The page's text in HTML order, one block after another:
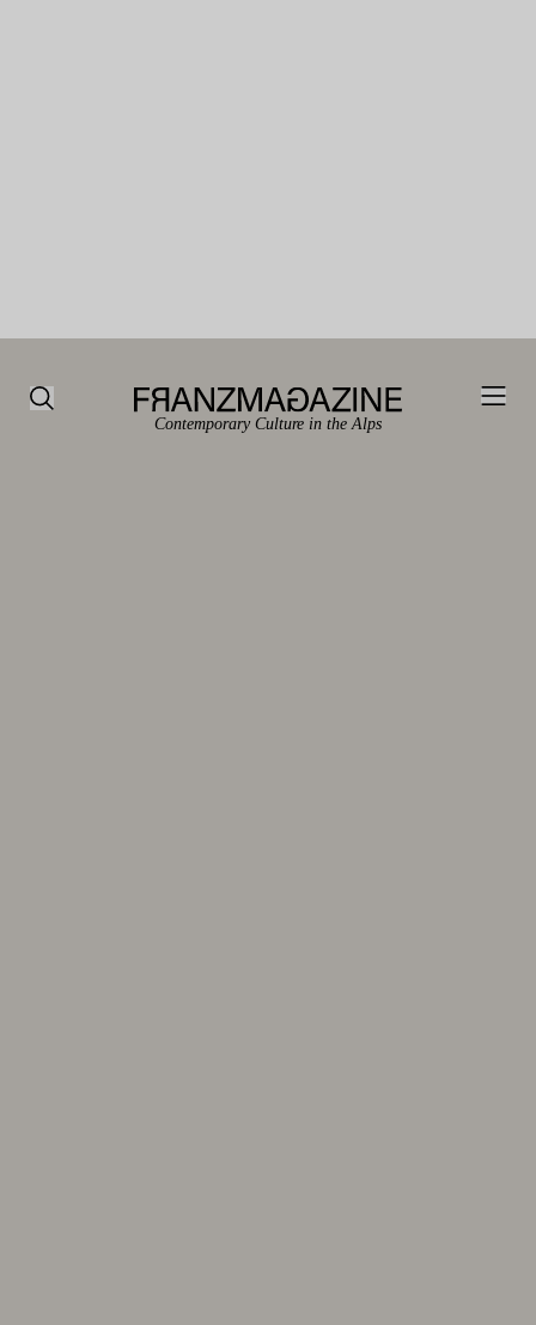
Contemporary Culture in the Alps